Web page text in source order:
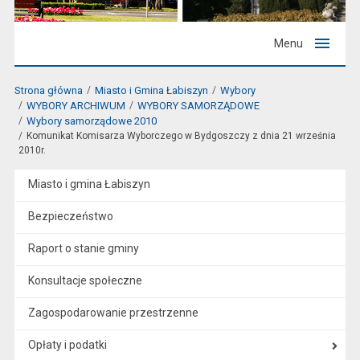
Menu
Strona główna Miasto i Gmina Łabiszyn
Wybory
WYBORY ARCHIWUM
WYBORY SAMORZĄDOWE
Wybory samorządowe 2010
Komunikat Komisarza Wyborczego w Bydgoszczy z dnia 21 września
2010r.
Miasto i gmina Łabiszyn
Bezpieczeństwo
Raport o stanie gminy
Konsultacje społeczne
Zagospodarowanie przestrzenne
Opłaty i podatki